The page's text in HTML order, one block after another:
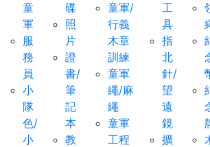
童
軍
服
務
員
小
隊
色/
小
碟
照
片
證
書/
筆
記
本
教
童軍/
行義
木章
訓練
童軍
繩/麻
繩
童軍
工程
工
具
指
北
針/
望
遠
鏡
擴